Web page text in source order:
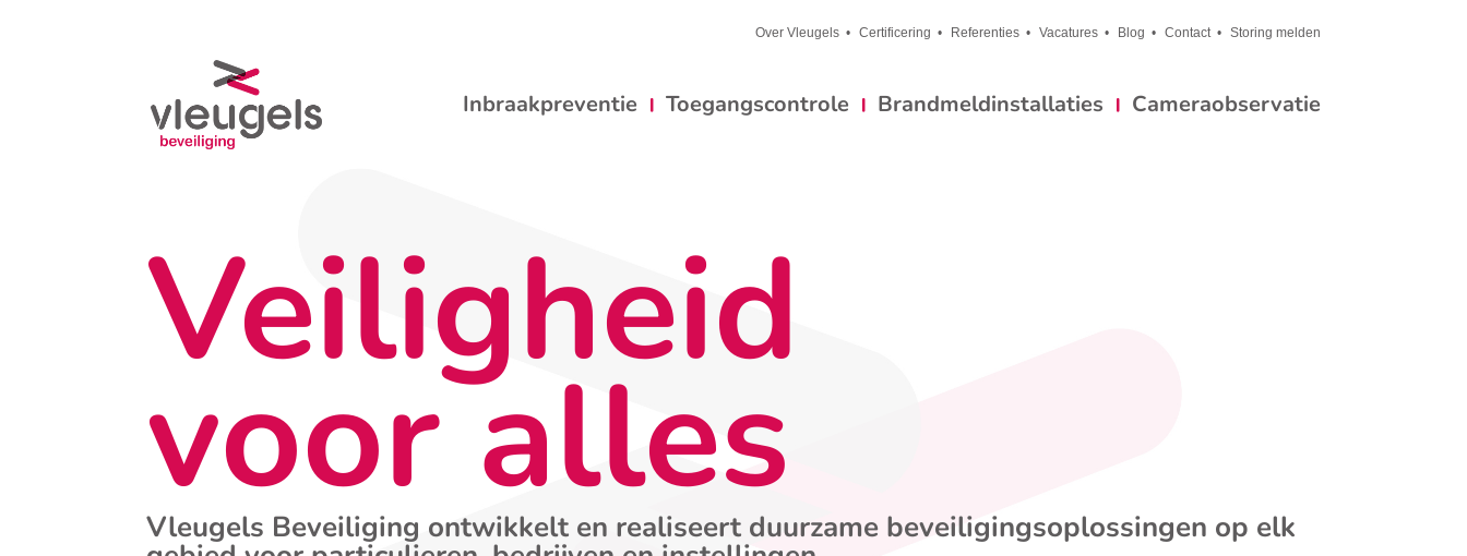
Over Vleugels Certificering Referenties Vacatures Blog Contact Storing melden
Inbraakpreventie Toegangscontrole Brandmeldinstallaties Cameraobservatie
Veiligheid
voor alles
Vleugels Beveiliging ontwikkelt en realiseert duurzame beveiligingsoplossingen op elk